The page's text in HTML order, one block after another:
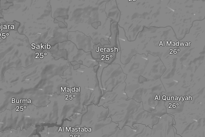
Sakib Jerash
Al Madwar
Burma
Majdal
Al Mastaba
Al Qunayyah